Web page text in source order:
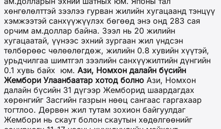
хөнгөлөлттэй зээлээ гурван жилийн хугацаанд тэнцүү
хэмжээтэй санхүүжүүлэх бөгөөд энэ онд 283 сая
орчим ам.доллар байна. Зээл нь 20 жилийн
хугацаатай, үүнээс эхний зургаан жил үндсэн
төлбөрөөс чөлөөлөгдөж, жилийн 0.8 хувийн хүүтэй,
урьдчилгаа шимтгэл зээлийн санхүүжилтийн дүнгийн
0.1 хувь байх юм. Ази, Номхон далайн бүсийн
Жембори Улаанбаатар хотод болно Ази, Номхон
далайн бүсийн 31 дүгээр Жемборид шаардагдах
хөрөнгийг Засгийн газрын нөөц сангаас гаргахаар
тогтлоо. Дөрвөн жил тутам зохион байгуулдаг
Жембори нь скаут болон скаутын хөдөлгөөнийг